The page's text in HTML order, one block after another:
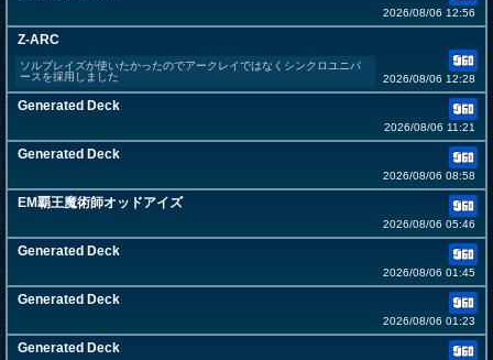
2026/08/06 12:56
Z-ARC
ソルブレイズが使いたかったのでアークレイではなくシンクロユニバ
ースを採用しました
2026/08/06 12:28
Generated Deck
2026/08/06 11:21
Generated Deck
2026/08/06 08:58
EM覇王魔術師オッドアイズ
2026/08/06 05:46
Generated Deck
2026/08/06 01:45
Generated Deck
2026/08/06 01:23
Generated Deck